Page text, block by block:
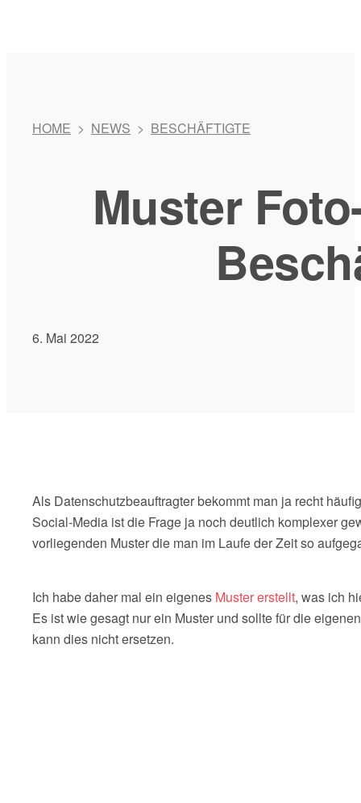
HOME > NEWS > BESCHÄFTIGTE
Muster
6. Mai 2022
Als Datenschutzbeauftragter bekommt man ja recht
Social-Media ist die Frage ja noch deutlich komplexer
vorliegenden Muster die man im Laufe der Zeit so
Ich habe daher mal ein eigenes Muster erstellt, was ich
Es ist wie gesagt nur ein Muster und sollte für die
kann dies nicht ersetzen.